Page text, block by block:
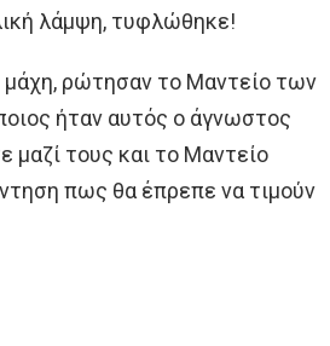
λάμψη, τυφλώθηκε!
μάχη, ρώτησαν το Μαντείο των
ήταν αυτός ο άγνωστος
τους και το Μαντείο
πως θα έπρεπε να τιμούν